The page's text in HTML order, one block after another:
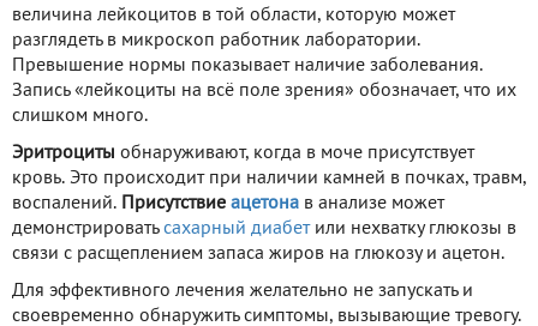
величина лейкоцитов в той области, которую может
разглядеть в микроскоп работник лаборатории.
Превышение нормы показывает наличие заболевания.
Запись «лейкоциты на всё поле зрения» обозначает, что их
слишком много.
Эритроциты обнаруживают, когда в моче присутствует
кровь. Это происходит при наличии камней в почках, травм,
воспалений.
Присутствие ацетона в анализе может
демонстрировать сахарный диабетили нехватку глюкозы в
связи с расщеплением запаса жиров на глюкозу и ацетон.
Для эффективного лечения желательно не запускать и
своевременно обнаружить симптомы, вызывающие тревогу.